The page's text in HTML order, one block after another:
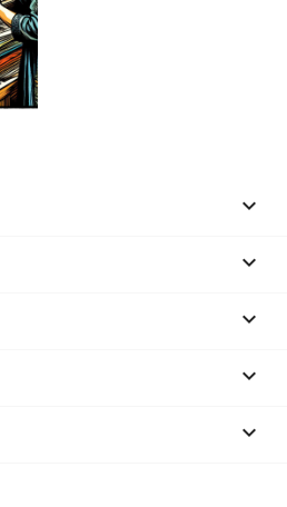




keyboard_arrow_down